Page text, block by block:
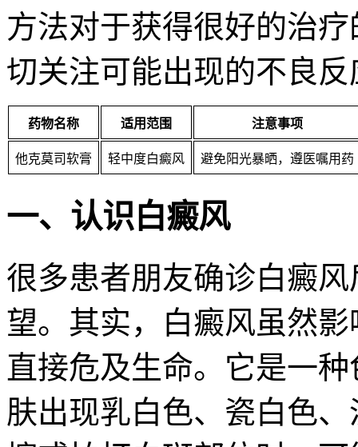
方法对于获得很好的治
切关注可能出现的不良
药物名称 适用范围 注意事项
他克莫司软膏 轻中度白癜风 避免阳光暴晒，遵医嘱用药
一、认识白癜风
很多患者朋友确诊白癜
望。其实，白癜风虽然
直接危及生命。它是一
肤出现乳白色、瓷白色